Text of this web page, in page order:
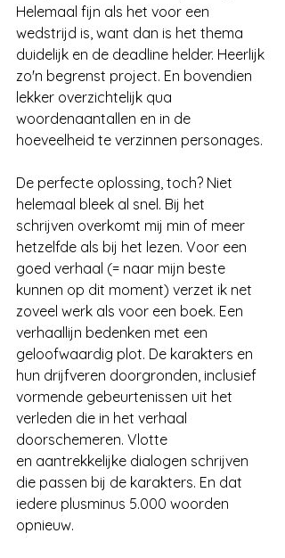
Helemaal fijn als het voor een
wedstrijd is, want dan is het thema
duidelijk en de deadline helder. Heerlijk
zo'n begrenst project. En bovendien
lekker overzichtelijk qua
woordenaantallen en in de
hoeveelheid te verzinnen personages.
De perfecte oplossing, toch? Niet
helemaal bleek al snel. Bij het
schrijven overkomt mij min of meer
hetzelfde als bij het lezen. Voor een
goed verhaal (= naar mijn beste
kunnen op dit moment) verzet ik net
zoveel werk als voor een boek. Een
verhaallijn bedenken met een
geloofwaardig plot. De karakters en
hun drijfveren doorgronden, inclusief
vormende gebeurtenissen uit het
verleden die in het verhaal
doorschemeren. Vlotte
en aantrekkelijke dialogen schrijven
die passen bij de karakters. En dat
iedere plusminus 5.000 woorden
opnieuw.